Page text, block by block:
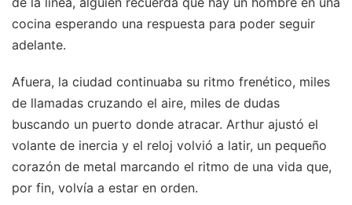
cocina esperando una respuesta para poder seguir
adelante.
Afuera, la ciudad continuaba su ritmo frenético, miles
de llamadas cruzando el aire, miles de dudas
buscando un puerto donde atracar. Arthur ajustó el
volante de inercia y el reloj volvió a latir, un pequeño
corazón de metal marcando el ritmo de una vida que,
por fin, volvía a estar en orden.